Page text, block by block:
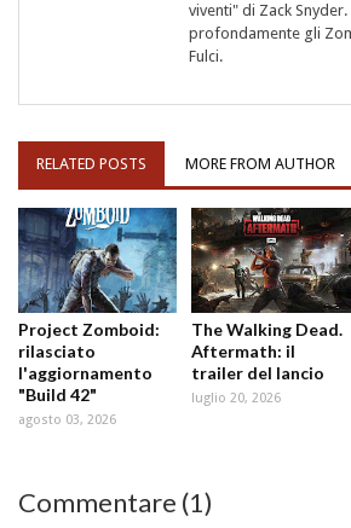
viventi" di Zack Snyder.
profondamente gli
Fulci.
RELATED POSTS MORE FROM AUTHOR
Project Zomboid:
rilasciato
l'aggiornamento
"Build 42"
agosto 03, 2026
The Walking Dead.
Aftermath: il
trailer del lancio
luglio 20, 2026
Commentare (1)